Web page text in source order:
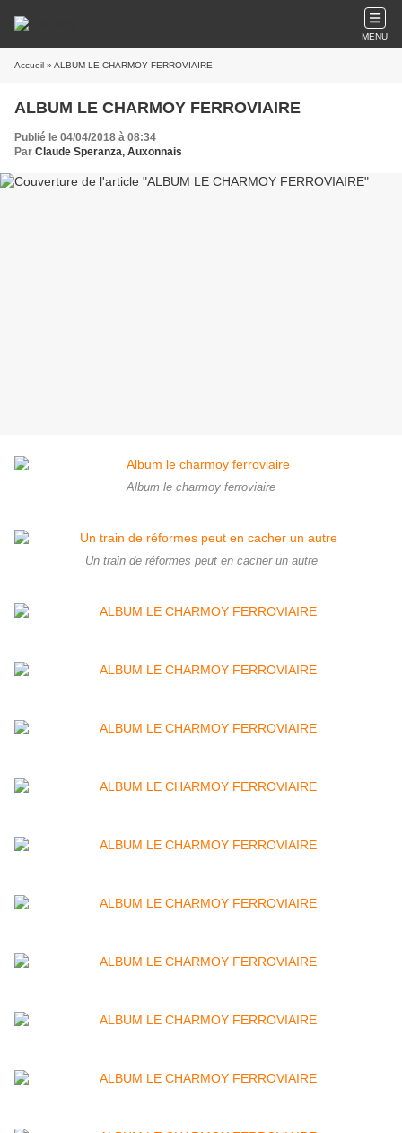
MENU
Accueil » ALBUM LE CHARMOY FERROVIAIRE
ALBUM LE CHARMOY FERROVIAIRE
Publié le 04/04/2018 à 08:34
Par Claude Speranza, Auxonnais
Album le charmoy ferroviaire
Un train de réformes peut en cacher un autre